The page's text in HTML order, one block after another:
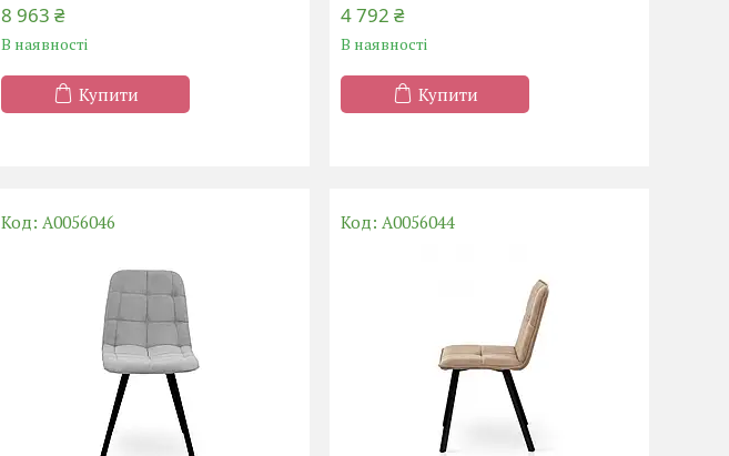
8 963 ₴
В наявності
Купити
4 792 ₴
В наявності
Купити
А0056046 А0056044